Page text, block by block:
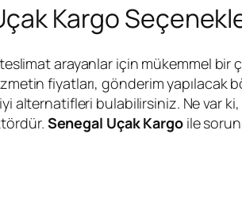
Kargo
teslimat arayanlar için mükemmel
fiyatları, gönderim yapılacak
alternatifleri bulabilirsiniz. Ne var ki,
Senegal Uçak Kargoile